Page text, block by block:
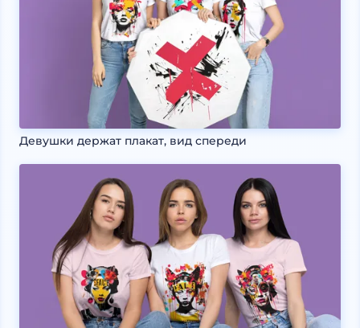
Девушки держат плакат, вид спереди